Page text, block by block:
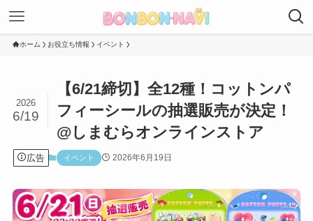
ホーム お役立ち情報 イベント
【6/21締切】全12種！コットンパ
フィーシールの抽選販売が決定！
@しまむらオンラインストア
2026
6/19
広告 イベント 2026年6月19日